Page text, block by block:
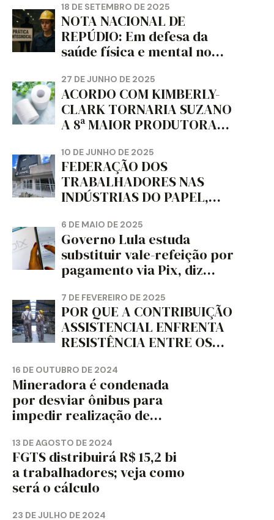
18 DE SETEMBRO DE 2025
NOTA NACIONAL DE
REPÚDIO: Em defesa da
saúde física e mental no
da dignidade sindical.
27 DE JUNHO DE 2025
ACORDO COM KIMBERLY-
CLARK TORNARIA SUZANO
A 8ª MAIOR PRODUTORA
MUNDO, DIZ FITCH
10 DE JUNHO DE 2025
FEDERAÇÃO DOS
TRABALHADORES NAS
INDÚSTRIAS DO PAPEL,
CORTIÇA E ARTEFATOS DE
PAPEL DO ESTADO DO
PARANÁ – FETRAPEL-PR
6 DE MAIO DE 2025
Governo Lula estuda
substituir vale-refeição por
pagamento via Pix, diz
7 DE FEVEREIRO DE 2025
POR QUE A CONTRIBUIÇÃO
ASSISTENCIAL ENFRENTA
RESISTÊNCIA ENTRE OS
16 DE OUTUBRO DE 2024
Mineradora é condenada
por desviar ônibus para
impedir realização de
13 DE AGOSTO DE 2024
FGTS distribuirá R$ 15,2 bi
a trabalhadores; veja como
será o cálculo
23 DE JULHO DE 2024